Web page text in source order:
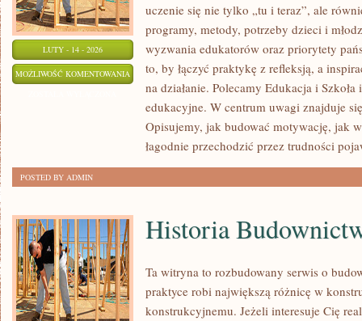
LUTY - 14 - 2026
MOŻLIWOŚĆ KOMENTOWANIA UCZNIOWIE
GŁOS
uczenie się nie tylko „tu i teraz”, ale
programy, metody, potrzeby dzieci i
wyzwania edukatorów oraz priorytety
to, by łączyć praktykę z refleksją, a
na działanie. Polecamy Edukacja i
edukacyjne. W centrum uwagi znajduje
Opisujemy, jak budować motywację, jak
łagodnie przechodzić przez trudności
POSTED BY ADMIN
Historia
Ta witryna to rozbudowany serwis o
praktyce robi największą różnicę w
konstrukcyjnemu. Jeżeli interesuje Cię